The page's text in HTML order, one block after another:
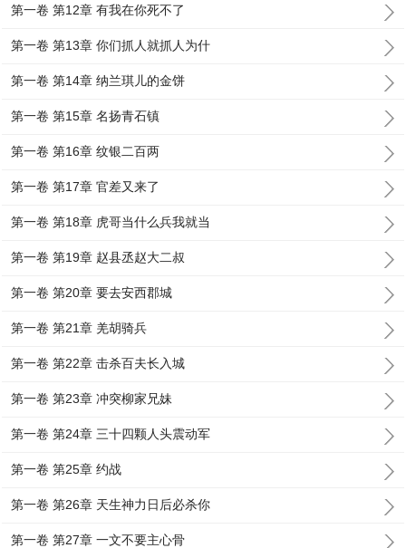
第一卷 第12章 有我在你死不了
第一卷 第13章 你们抓人就抓人为什
第一卷 第14章 纳兰琪儿的金饼
第一卷 第15章 名扬青石镇
第一卷 第16章 纹银二百两
第一卷 第17章 官差又来了
第一卷 第18章 虎哥当什么兵我就当
第一卷 第19章 赵县丞赵大二叔
第一卷 第20章 要去安西郡城
第一卷 第21章 羌胡骑兵
第一卷 第22章 击杀百夫长入城
第一卷 第23章 冲突柳家兄妹
第一卷 第24章 三十四颗人头震动军
第一卷 第25章 约战
第一卷 第26章 天生神力日后必杀你
第一卷 第27章 一文不要主心骨